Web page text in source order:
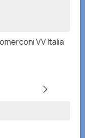
VV Italia